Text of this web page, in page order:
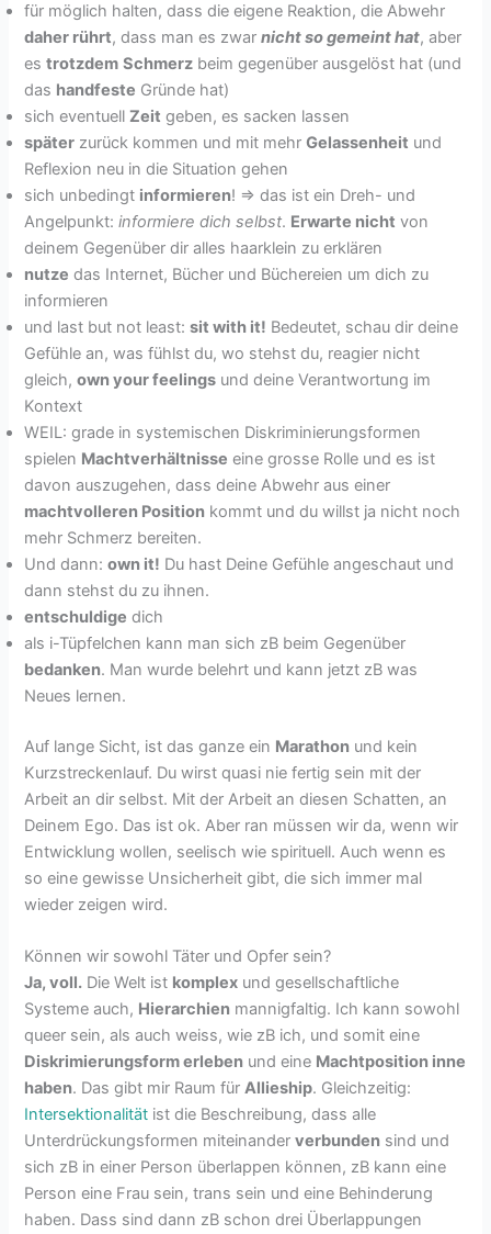
für möglich halten, dass die eigene Reaktion, die Abwehr
daher rührt, dass man es zwarnicht so gemeint hat, aber
estrotzdem Schmerz beim gegenüber ausgelöst hat (und
das handfeste Gründe hat)
sich eventuellZeit geben, es sacken lassen
später zurück kommen und mit mehrGelassenheit und
Reflexion neu in die Situation gehen
sich unbedingt informieren! => das ist ein Dreh- und
Angelpunkt:informiere dich selbst. Erwarte nicht von
deinem Gegenüber dir alles haarklein zu erklären
nutze das Internet, Bücher und Büchereien um dich zu
informieren
und last but not least:sit with it! Bedeutet, schau dir deine
Gefühle an, was fühlst du, wo stehst du, reagier nicht
gleich,own your feelings und deine Verantwortung im
Kontext
WEIL: grade in systemischen Diskriminierungsformen
spielen Machtverhältnisse eine grosse Rolle und es ist
davon auszugehen, dass deine Abwehr aus einer
machtvolleren Position kommt und du willst ja nicht noch
mehr Schmerz bereiten.
Und dann:own it! Du hast Deine Gefühle angeschaut und
dann stehst du zu ihnen.
entschuldige dich
als i-Tüpfelchen kann man sich zB beim Gegenüber
bedanken. Man wurde belehrt und kann jetzt zB was
Neues lernen.
Auf lange Sicht, ist das ganze ein Marathon und kein
Kurzstreckenlauf. Du wirst quasi nie fertig sein mit der
Arbeit an dir selbst. Mit der Arbeit an diesen Schatten, an
Deinem Ego. Das ist ok. Aber ran müssen wir da, wenn wir
Entwicklung wollen, seelisch wie spirituell. Auch wenn es
so eine gewisse Unsicherheit gibt, die sich immer mal
wieder zeigen wird.
Können wir sowohl Täter und Opfer sein?
Ja, voll. Die Welt ist komplex und gesellschaftliche
Systeme auch, Hierarchien mannigfaltig. Ich kann sowohl
queer sein, als auch weiss, wie zB ich, und somit eine
Diskrimierungsform erleben und eine Machtposition inne
haben. Das gibt mir Raum fürAllieship. Gleichzeitig:
Intersektionalität ist die Beschreibung, dass alle
Unterdrückungsformen miteinanderverbunden sind und
sich zB in einer Person überlappen können, zB kann eine
Person eine Frau sein, trans sein und eine Behinderung
haben. Dass sind dann zB schon drei Überlappungen